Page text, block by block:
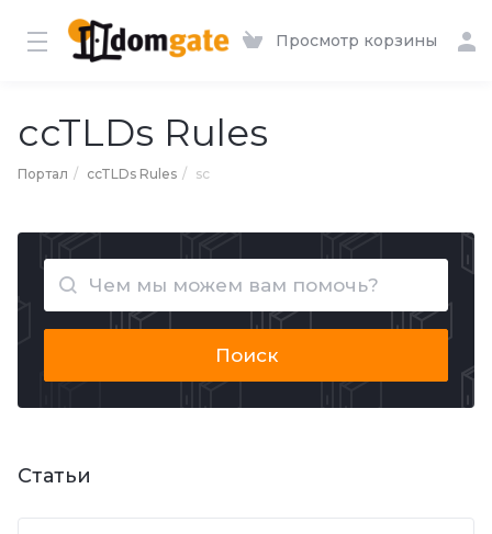
Просмотр корзины
ccTLDs Rules
Портал ccTLDs Rules sc
Поиск
Статьи